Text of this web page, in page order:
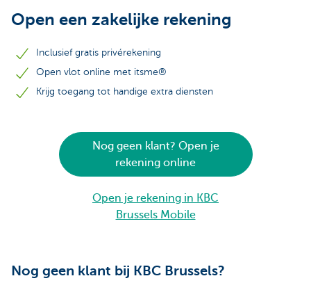
Open een zakelijke rekening
Inclusief gratis privérekening
Open vlot online met itsme®
Krijg toegang tot handige extra diensten
Nog geen klant? Open je
rekening online
Open je rekening in KBC
Brussels Mobile
Nog geen klant bij KBC Brussels?